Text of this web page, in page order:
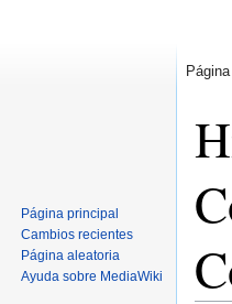
Página
Página principal
Cambios recientes
Página aleatoria
Ayuda sobre MediaWiki